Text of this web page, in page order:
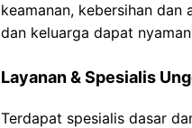
keamanan, kebersihan
dan keluarga dapat
Layanan & Spesialis
Terdapat spesialis dasar